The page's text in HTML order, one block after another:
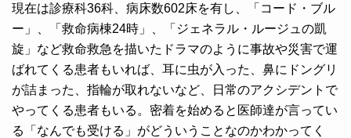
現在は診療科36科、病床数602床を有し、「コード・ブル
ー」、「救命病棟24時」、「ジェネラル・ルージュの凱
旋」など救命救急を描いたドラマのように事故や災害で運
ばれてくる患者もいれば、耳に虫が入った、鼻にドングリ
が詰まった、指輪が取れないなど、日常のアクシデントで
やってくる患者もいる。密着を始めると医師達が言ってい
る「なんでも受ける」がどういうことなのかわかってく